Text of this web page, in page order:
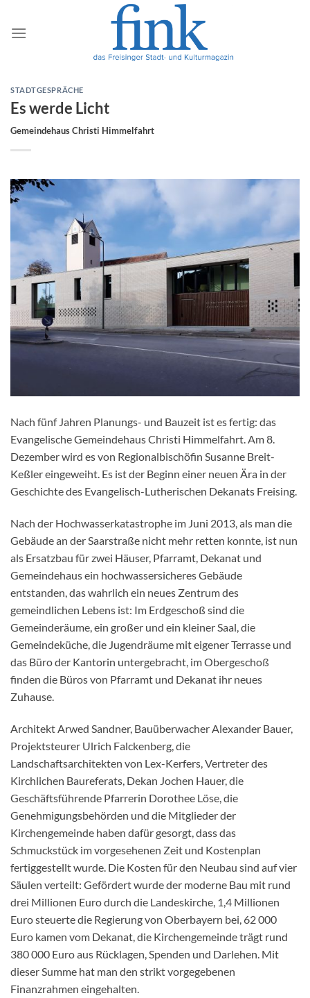
Inhalt
springen
STADTGESPRÄCHE
Es werde Licht
Gemeindehaus Christi Himmelfahrt
Nach fünf Jahren Planungs- und Bauzeit ist es fertig: das
Evangelische Gemeindehaus Christi Himmelfahrt. Am 8.
Dezember wird es von Regionalbischöfin Susanne Breit-
Keßler eingeweiht. Es ist der Beginn einer neuen Ära in der
Geschichte des Evangelisch-Lutherischen Dekanats Freising.
Nach der Hochwasserkatastrophe im Juni 2013, als man die
Gebäude an der Saarstraße nicht mehr retten konnte, ist nun
als Ersatzbau für zwei Häuser, Pfarramt, Dekanat und
Gemeindehaus ein hochwassersicheres Gebäude
entstanden, das wahrlich ein neues Zentrum des
gemeindlichen Lebens ist: Im Erdgeschoß sind die
Gemeinderäume, ein großer und ein kleiner Saal, die
Gemeindeküche, die Jugendräume mit eigener Terrasse und
das Büro der Kantorin untergebracht, im Obergeschoß
finden die Büros von Pfarramt und Dekanat ihr neues
Zuhause.
Architekt Arwed Sandner, Bauüberwacher Alexander Bauer,
Projektsteurer Ulrich Falckenberg, die
Landschaftsarchitekten von Lex-Kerfers, Vertreter des
Kirchlichen Baureferats, Dekan Jochen Hauer, die
Geschäftsführende Pfarrerin Dorothee Löse, die
Genehmigungsbehörden und die Mitglieder der
Kirchengemeinde haben dafür gesorgt, dass das
Schmuckstück im vorgesehenen Zeit und Kostenplan
fertiggestellt wurde. Die Kosten für den Neubau sind auf vier
Säulen verteilt: Gefördert wurde der moderne Bau mit rund
drei Millionen Euro durch die Landeskirche, 1,4 Millionen
Euro steuerte die Regierung von Oberbayern bei, 62 000
Euro kamen vom Dekanat, die Kirchengemeinde trägt rund
380 000 Euro aus Rücklagen, Spenden und Darlehen. Mit
dieser Summe hat man den strikt vorgegebenen
Finanzrahmen eingehalten.